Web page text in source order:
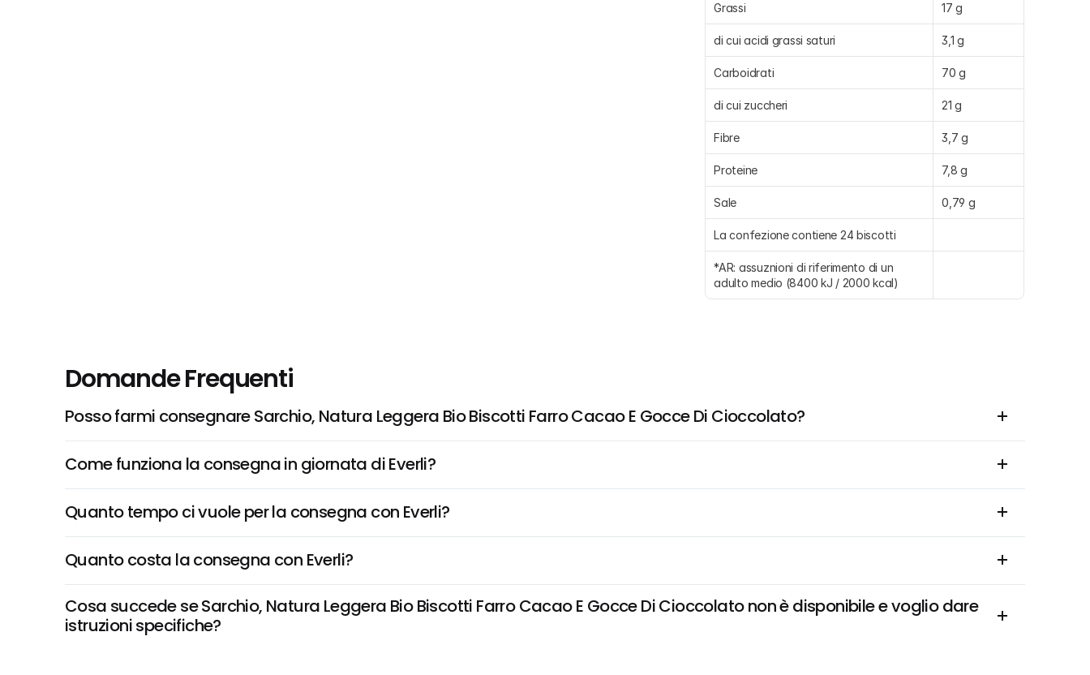
Grassi 17 g
di cui acidi grassi saturi 3,1 g
Carboidrati 70 g
di cui zuccheri 21 g
Fibre 3,7 g
Proteine 7,8 g
Sale 0,79 g
La confezione contiene 24 biscotti
*AR: assuznioni di riferimento di un
adulto medio (8400 kJ / 2000 kcal)
Domande Frequenti
Posso farmi consegnare Sarchio, Natura Leggera Bio Biscotti Farro Cacao E Gocce Di Cioccolato?
Come funziona la consegna in giornata di Everli?
Quanto tempo ci vuole per la consegna con Everli?
Quanto costa la consegna con Everli?
Cosa succede se Sarchio, Natura Leggera Bio Biscotti Farro Cacao E Gocce Di Cioccolato non è disponibile e voglio dare
istruzioni specifiche?